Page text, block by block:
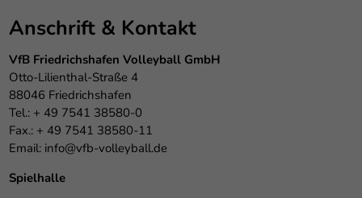
Anschrift & Kontakt
VfB Friedrichshafen Volleyball GmbH
Otto-Lilienthal-Straße 4
88046 Friedrichshafen
Tel.: + 49 7541 38580-0
Fax.: + 49 7541 38580-11
Email: info@vfb-volleyball.de
Spielhalle